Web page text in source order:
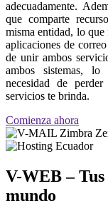
adecuadamente.
que comparte
misma entidad, lo
aplicaciones de
de unir ambos
ambos sistemas,
necesidad de
servicios te brinda.
Comienza ahora
V-WEB –
mundo